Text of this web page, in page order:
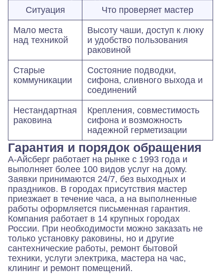
Ситуация
Что проверяет мастер
Мало места
над техникой
Высоту чаши, доступ к люку
и удобство пользования
раковиной
Старые
коммуникации
Состояние подводки,
сифона, сливного выхода и
соединений
Нестандартная
раковина
Крепления, совместимость
сифона и возможность
надежной герметизации
Гарантия и порядок обращения
А-Айсберг работает на рынке с 1993 года и
выполняет более 100 видов услуг на дому.
Заявки принимаются 24/7, без выходных и
праздников. В городах присутствия мастер
приезжает в течение часа, а на выполненные
работы оформляется письменная гарантия.
Компания работает в 14 крупных городах
России. При необходимости можно заказать не
только установку раковины, но и другие
сантехнические работы, ремонт бытовой
техники, услуги электрика, мастера на час,
клининг и ремонт помещений.